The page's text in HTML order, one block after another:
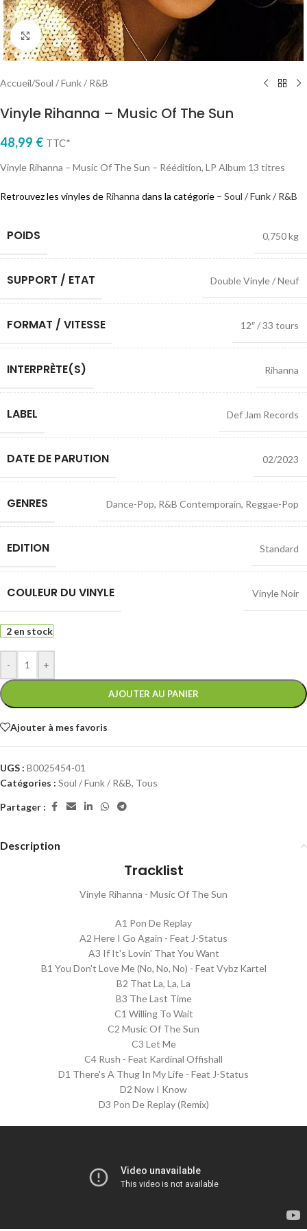
Cliquez pour agrandir
Accueil/Soul / Funk / R&B
Vinyle Rihanna – Music Of The Sun
48,99 € TTC*
Vinyle Rihanna – Music Of The Sun – Réédition, LP Album 13 titres
Retrouvez les vinyles de Rihanna dans la catégorie – Soul / Funk / R&B
POIDS 0,750 kg
SUPPORT / ETAT Double Vinyle / Neuf
FORMAT / VITESSE 12″ / 33 tours
INTERPRÈTE(S) Rihanna
LABEL Def Jam Records
DATE DE PARUTION 02/2023
GENRES Dance-Pop, R&B Contemporain, Reggae-Pop
EDITION Standard
COULEUR DU VINYLE Vinyle Noir
2 en stock
- +
AJOUTER AU PANIER
Ajouter à mes favoris
UGS : B0025454-01
Catégories : Soul / Funk / R&B, Tous
Partager :
Description
Tracklist
Vinyle Rihanna - Music Of The Sun
A1 Pon De Replay
A2 Here I Go Again - Feat J-Status
A3 If It's Lovin' That You Want
B1 You Don't Love Me (No, No, No) - Feat Vybz Kartel
B2 That La, La, La
B3 The Last Time
C1 Willing To Wait
C2 Music Of The Sun
C3 Let Me
C4 Rush - Feat Kardinal Offishall
D1 There's A Thug In My Life - Feat J-Status
D2 Now I Know
D3 Pon De Replay (Remix)